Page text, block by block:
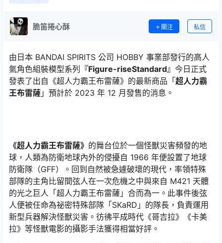
脆笛捲心酥 關注 私信
由日本 BANDAI SPIRITS 公司 HOBBY 事業部發行的高人
氣角色組裝模型系列
『Figure-riseStandard』 今日正式
發表了出自《超人力霸王布雷薩》的最新商品「超人力霸
王布雷薩 」預計於 2023 年 12 月發售的消息。
《超人力霸王布雷薩》 的舞台位於一個怪獸災害頻發的地
球，人類為防衛地球內外的侵擾自 1966 年便設置了地球
防衛隊（GFF）。回到自然被急遽破壞的現代，率領特殊
部隊的主角比留間弦人在一次危機之中與來自 M421 天體
的光之巨人「超人力霸王布雷薩」合而為一。此事件後弦
人便被任命為祕密特殊部隊「SKaRD」的隊長，負責運用
新型兵器解決怪獸災害。彷彿平成時代《哥吉拉》《卡美
拉》等怪獸電影的攝影手法獲得相當好評。